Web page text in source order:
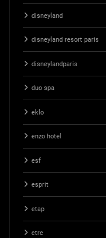
disneyland
disneyland resort paris
disneylandparis
duo spa
eklo
enzo hotel
esf
esprit
etap
etre